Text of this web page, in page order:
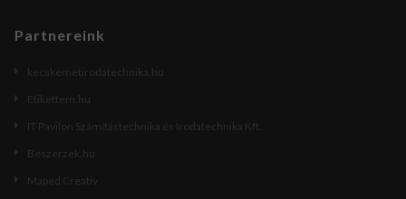
Partnereink
kecskemetirodatechnika.hu
Etikettem.hu
IT Pavilon Számítástechnika és Irodatechnika Kft.
Beszerzek.hu
Maped Creativ